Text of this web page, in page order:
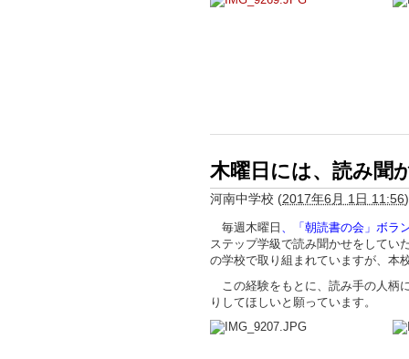
木曜日には、読み聞
河南中学校 (2017年6月 1日 11:56)
毎週木曜日 、「朝読書の会」ボラ
ステップ学級で読み聞かせをしてい
の学校で取り組まれていますが、本
この経験をもとに、読み手の人柄
りしてほしいと願っています。